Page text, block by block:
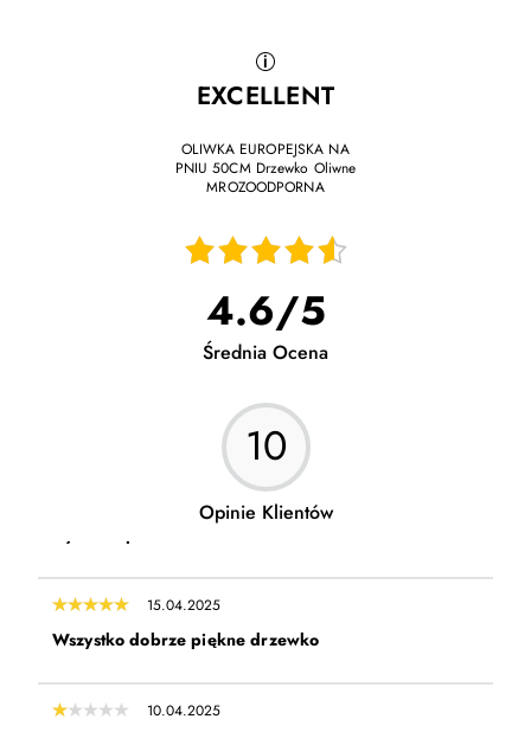
EXCELLENT
OLIWKA EUROPEJSKA NA
PNIU 50CM Drzewko Oliwne
MROZOODPORNA
4.6/5
Średnia Ocena
10
Opinie Klientów
06.06.2026
Wszystko na 100 %
09.05.2026
wskazany adres. Polecam
Firma jak najbardziej godna polecenia. Wszystko
15.04.2025
Wszystko dobrze piękne drzewko
10.04.2025